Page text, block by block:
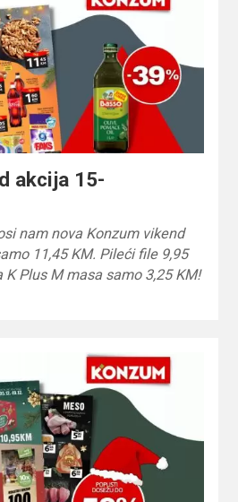
akcija 15-
nam nova Konzum vikend
11,45 KM. Pileći file 9,95
Plus M masa samo 3,25 KM!